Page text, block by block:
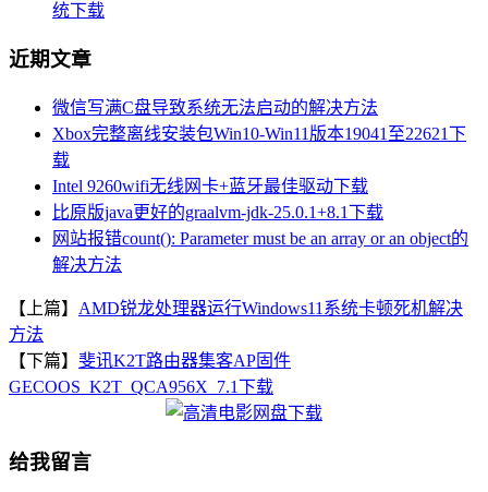
统下载
近期文章
微信写满C盘导致系统无法启动的解决方法
Xbox完整离线安装包Win10-Win11版本19041至22621下
载
Intel 9260wifi无线网卡+蓝牙最佳驱动下载
比原版java更好的graalvm-jdk-25.0.1+8.1下载
网站报错count(): Parameter must be an array or an object的
解决方法
【上篇】 AMD锐龙处理器运行Windows11系统卡顿死机解决
方法
【下篇】 斐讯K2T路由器集客AP固件
GECOOS_K2T_QCA956X_7.1下载
给我留言